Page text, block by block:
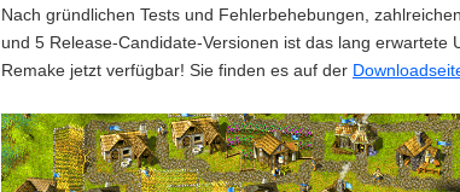
Nach gründlichen Tests und Fehlerbehebungen,
und 5 Release-Candidate-Versionen ist das lang erwartete
Remake jetzt verfügbar! Sie finden es auf der